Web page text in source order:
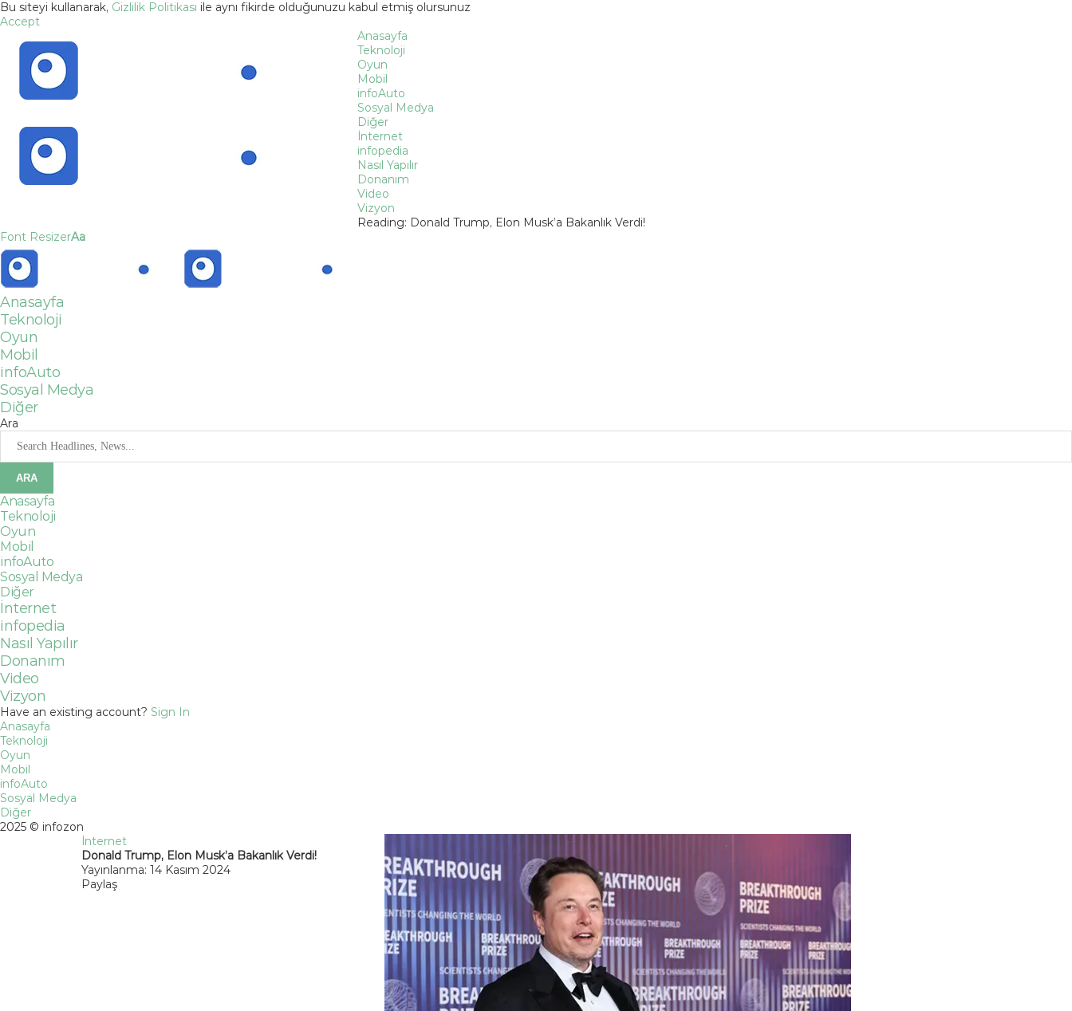
Bu siteyi kullanarak, Gizlilik Politikası ile aynı fikirde olduğunuzu kabul etmiş olursunuz
Accept
Anasayfa
Teknoloji
Oyun
Mobil
infoAuto
Sosyal Medya
Diğer
İnternet
infopedia
Nasıl Yapılır
Donanım
Video
Vizyon
Reading: Donald Trump, Elon Musk’a Bakanlık Verdi!
Font ResizerAa
Anasayfa
Teknoloji
Oyun
Mobil
infoAuto
Sosyal Medya
Diğer
Ara
Anasayfa
Teknoloji
Oyun
Mobil
infoAuto
Sosyal Medya
Diğer
İnternet
infopedia
Nasıl Yapılır
Donanım
Video
Vizyon
Have an existing account? Sign In
Anasayfa
Teknoloji
Oyun
Mobil
infoAuto
Sosyal Medya
Diğer
2025 © infozon
İnternet
Donald Trump, Elon Musk’a Bakanlık Verdi!
Yayınlanma: 14 Kasım 2024
Paylaş